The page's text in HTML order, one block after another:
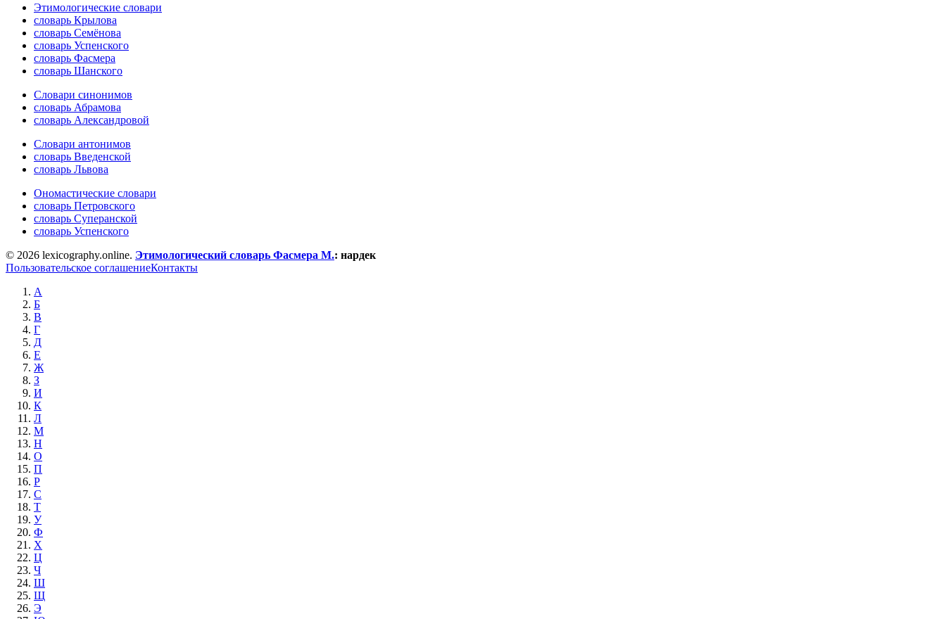
Этимологические словари
словарь Крылова
словарь Семёнова
словарь Успенского
словарь Фасмера
словарь Шанского
Словари синонимов
словарь Абрамова
словарь Александровой
Словари антонимов
словарь Введенской
словарь Львова
Ономастические словари
словарь Петровского
словарь Суперанской
словарь Успенского
© 2026 lexicography.online. Этимологический словарь Фасмера М.: нардек
Пользовательское соглашениеКонтакты
А
Б
В
Г
Д
Е
Ж
З
И
К
Л
М
Н
О
П
Р
С
Т
У
Ф
Х
Ц
Ч
Ш
Щ
Э